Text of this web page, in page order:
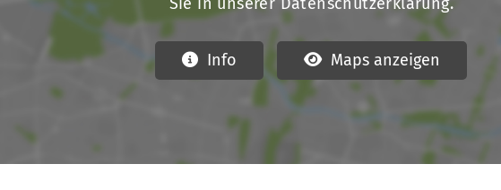
Info Maps anzeigen